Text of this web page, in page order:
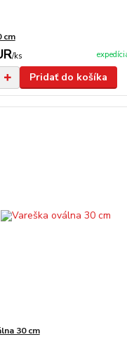
cm
/ks
Pridať do košíka
30 cm